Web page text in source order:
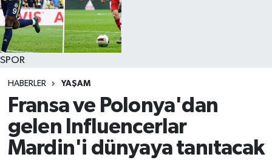
SPOR
HABERLER YAŞAM
Fransa ve Polonya'dan
gelen Influencerlar
Mardin'i dünyaya tanıtacak